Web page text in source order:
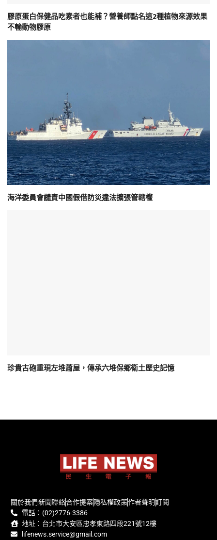
膠原蛋白保健品吃素者也能補？營養師點名這2種植物來源效果
不輸動物膠原
海洋委員會譴責中國假借防災違法擴張管轄權
珍貴古砲重現左堆蕭屋，傳承六堆保鄉衛土歷史記憶
關於我們新聞聯絡合作提案隱私權政策作者聲明訂閱
電話：(02)2776-3386
地址：台北市大安區忠孝東路四段221號12樓
lifenews.service@gmail.com